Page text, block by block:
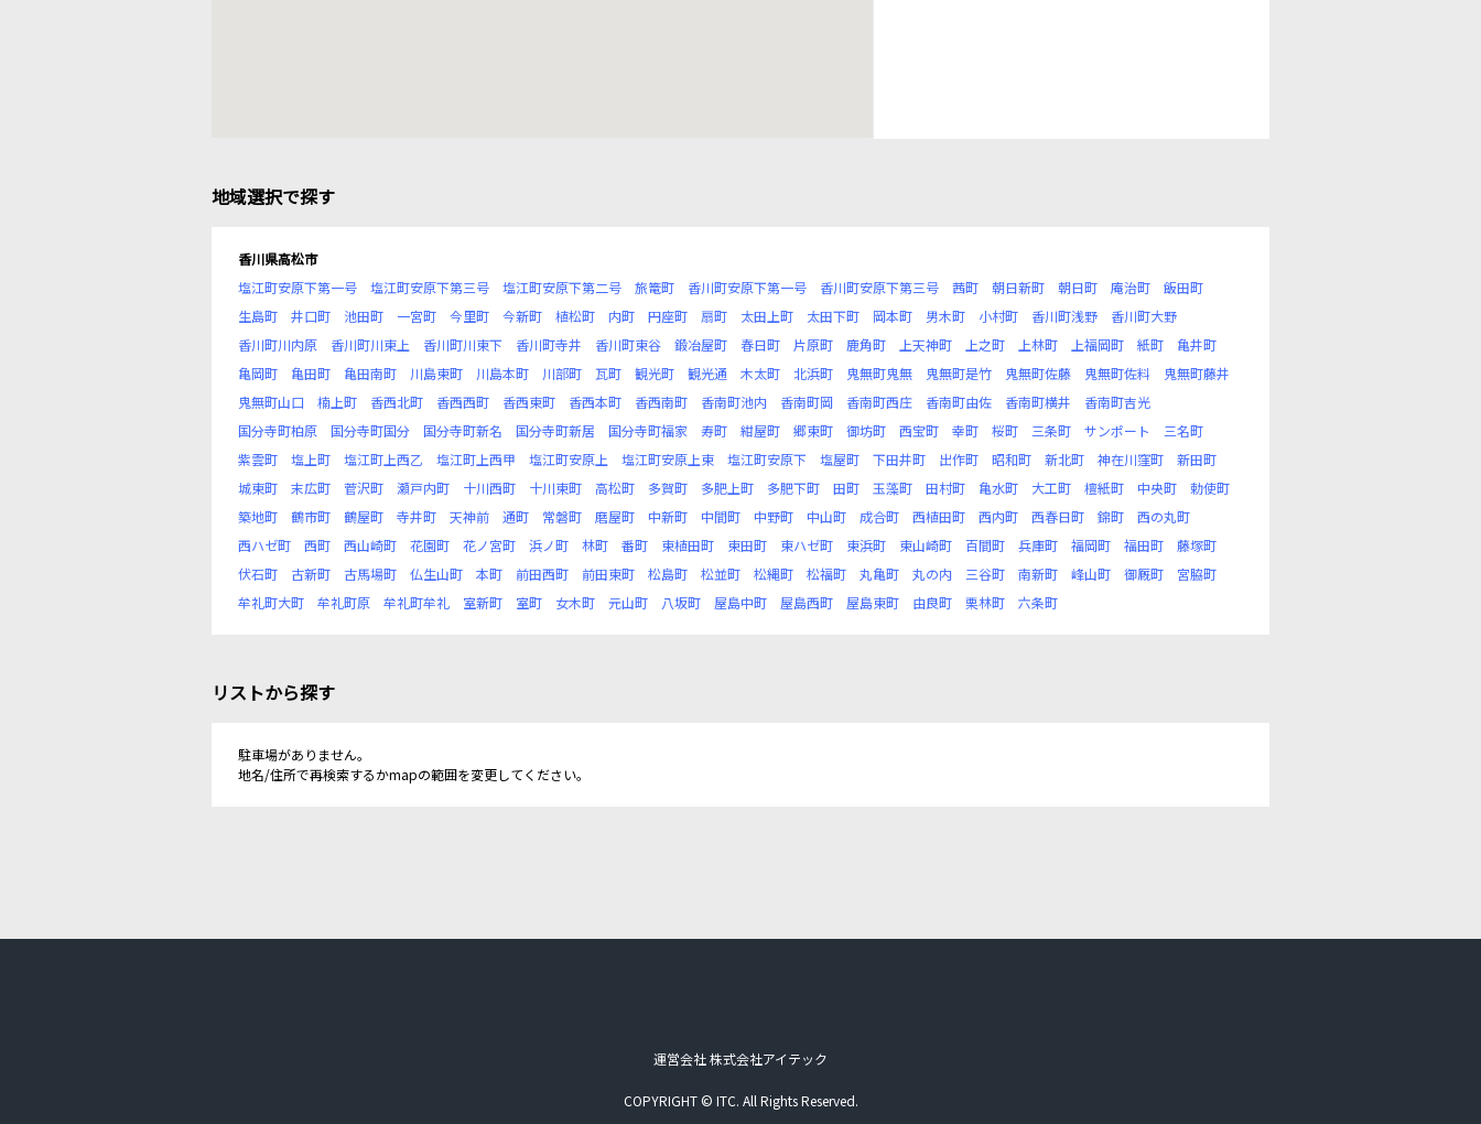
地域選択で探す
香川県高松市
塩江町安原下第一号
塩江町安原下第三号 塩江町安原下第二号 旅篭町 香川町安原下第一号 香川町安原下第三号 茜町 朝日新町 朝日町 庵治町
飯田町
生島町
井口町 池田町 一宮町 今里町 今新町 植松町 内町 円座町 扇町 太田上町 太田下町 岡本町 男木町 小村町 香川町浅野
香川町大野
香川町川内原
香川町川東上 香川町川東下 香川町寺井 香川町東谷 鍛冶屋町 春日町 片原町 鹿角町 上天神町 上之町 上林町 上福岡町 紙町
亀井町
亀岡町
亀田町 亀田南町 川島東町 川島本町 川部町 瓦町 観光町 観光通 木太町 北浜町 鬼無町鬼無 鬼無町是竹 鬼無町佐藤 鬼無町佐料
鬼無町藤井
鬼無町山口
楠上町 香西北町 香西西町 香西東町 香西本町 香西南町 香南町池内 香南町岡 香南町西庄 香南町由佐 香南町横井
香南町吉光
国分寺町柏原
国分寺町国分 国分寺町新名 国分寺町新居 国分寺町福家 寿町 紺屋町 郷東町 御坊町 西宝町 幸町 桜町 三条町 サンポート
三名町
紫雲町
塩上町 塩江町上西乙 塩江町上西甲 塩江町安原上 塩江町安原上東 塩江町安原下 塩屋町 下田井町 出作町 昭和町 新北町 神在川窪町
新田町
城東町
末広町 菅沢町 瀬戸内町 十川西町 十川東町 高松町 多賀町 多肥上町 多肥下町 田町 玉藻町 田村町 亀水町 大工町 檀紙町 中央町
勅使町
築地町
鶴市町 鶴屋町 寺井町 天神前 通町 常磐町 磨屋町 中新町 中間町 中野町 中山町 成合町 西植田町 西内町 西春日町 錦町
西の丸町
西ハゼ町
西町 西山崎町 花園町 花ノ宮町 浜ノ町 林町 番町 東植田町 東田町 東ハゼ町 東浜町 東山崎町 百間町 兵庫町 福岡町 福田町
藤塚町
伏石町
古新町 古馬場町 仏生山町 本町 前田西町 前田東町 松島町 松並町 松縄町 松福町 丸亀町 丸の内 三谷町 南新町 峰山町 御厩町
宮脇町
牟礼町大町
牟礼町原 牟礼町牟礼 室新町 室町 女木町 元山町 八坂町 屋島中町 屋島西町 屋島東町 由良町 栗林町 六条町
リストから探す
駐車場がありません。
地名/住所で再検索するかmapの範囲を変更してください。
運営会社 株式会社アイテック
COPYRIGHT © ITC. All Rights Reserved.